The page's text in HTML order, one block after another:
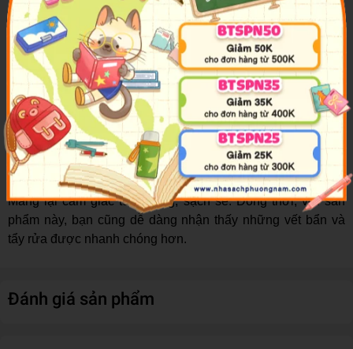
cho bé con của mình.
Khay có kích thước nhỏ vừa, phù hợp với tay cầm của các
bé. Các bé có thể thoải mái tô màu với sản phẩm này mà
không thấy vướng víu hay nặng nề.
Được làm từ chất liệu nhựa chất lượng cao. Sản phẩm
được nhập khẩu từ Thái Lan không chứa các thành phần
gây hại cho sức khỏe người dùng. Các bé có thể an tâm sử
dụng.
Khay khá nhẹ nên có tính di động cao. Các bé có thể mang
đến lớp học một cách dễ dàng.
Mang lại cảm giác tươi sáng, sạch sẽ. Đồng thời, với sản
phẩm này, bạn cũng dễ dàng nhận thấy những vết bẩn và
tẩy rửa được nhanh chóng hơn.
Đánh giá sản phẩm